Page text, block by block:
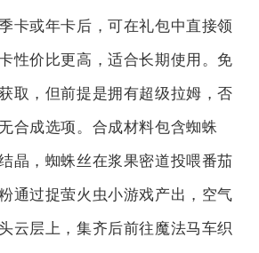
卡或年卡后，可在礼包中直接领
性价比更高，适合长期使用。免
取，但前提是拥有超级拉姆，否
合成选项。合成材料包含蜘蛛
晶，蜘蛛丝在浆果密道投喂番茄
通过捉萤火虫小游戏产出，空气
云层上，集齐后前往魔法马车织